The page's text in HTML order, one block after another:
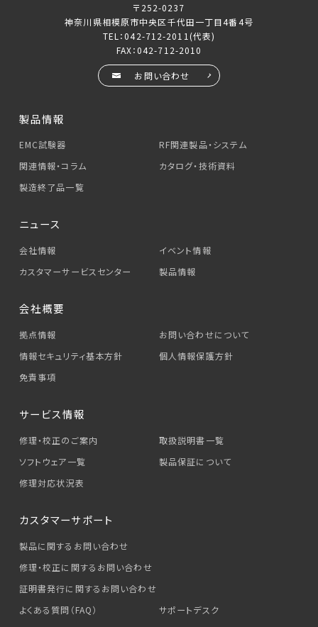
〒252-0237
神奈川県相模原市中央区千代田一丁目4番4号
TEL：042-712-2011 (代表)
FAX：042-712-2010
お問い合わせ
製品情報
EMC試験器
RF関連製品・システム
関連情報・コラム
カタログ・技術資料
製造終了品一覧
ニュース
会社情報
イベント情報
カスタマーサービス センター 製品情報
会社概要
拠点情報
お問い合わせについて
情報セキュリティ基本方針
個人情報保護方針
免責事項
サービス情報
修理・校正のご案内
取扱説明書一覧
ソフトウェア一覧
製品保証について
修理対応状況表
カスタマーサポート
製品に関するお問い合わせ
修理・校正に関するお問い合わせ
証明書発行に関するお問い合わせ
よくある質問（FAQ）
サポートデスク